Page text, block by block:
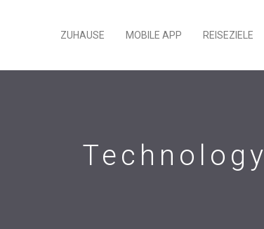
ZUHAUSE MOBILE APP REISEZIELE
Technology